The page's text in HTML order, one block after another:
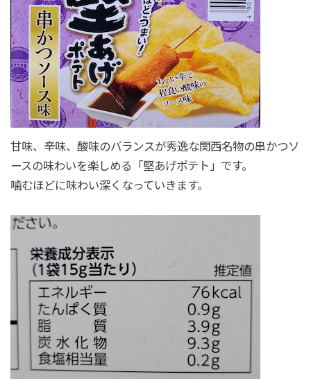
甘味、辛味、酸味のバランスが秀逸な関西名物の串かつソ
ースの味わいを楽しめる「堅あげポテト」です。
噛むほどに味わい深くなっていきます。